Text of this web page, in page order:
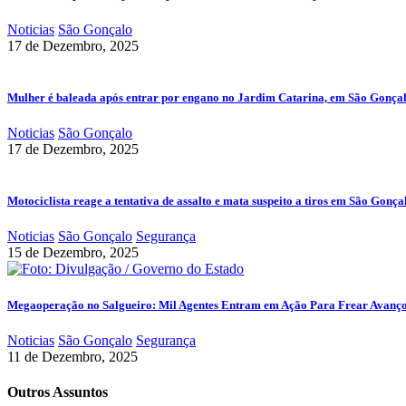
Noticias São Gonçalo
17 de Dezembro, 2025
Mulher é baleada após entrar por engano no Jardim Catarina, em São
Noticias São Gonçalo
17 de Dezembro, 2025
Motociclista reage a tentativa de assalto e mata suspeito a tiros em São
Noticias São Gonçalo Segurança
15 de Dezembro, 2025
Megaoperação no Salgueiro: Mil Agentes Entram em Ação Para Frear
Noticias São Gonçalo Segurança
11 de Dezembro, 2025
Outros Assuntos